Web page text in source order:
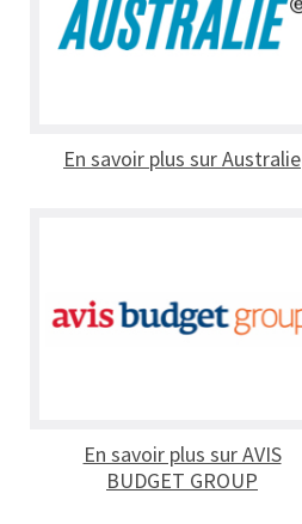
En savoir plus sur Australie
En savoir plus sur AVIS
BUDGET GROUP